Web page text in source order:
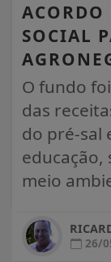
SOCIAL
O fundo
das
do pré-sal
educação,
meio
26/